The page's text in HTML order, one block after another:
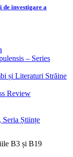
– Series
și Literaturi Străine
Review
Științe
de investigare a
B3 și B19